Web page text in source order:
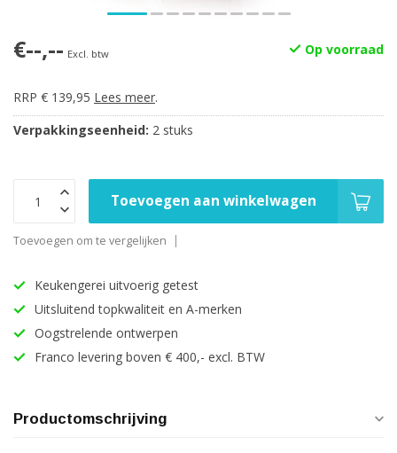
€--,-- Excl. btw Op voorraad
RRP € 139,95 Lees meer.
Verpakkingseenheid: 2 stuks
Toevoegen aan winkelwagen
Toevoegen om te vergelijken
Keukengerei uitvoerig getest
Uitsluitend topkwaliteit en A-merken
Oogstrelende ontwerpen
Franco levering boven € 400,- excl. BTW
Productomschrijving